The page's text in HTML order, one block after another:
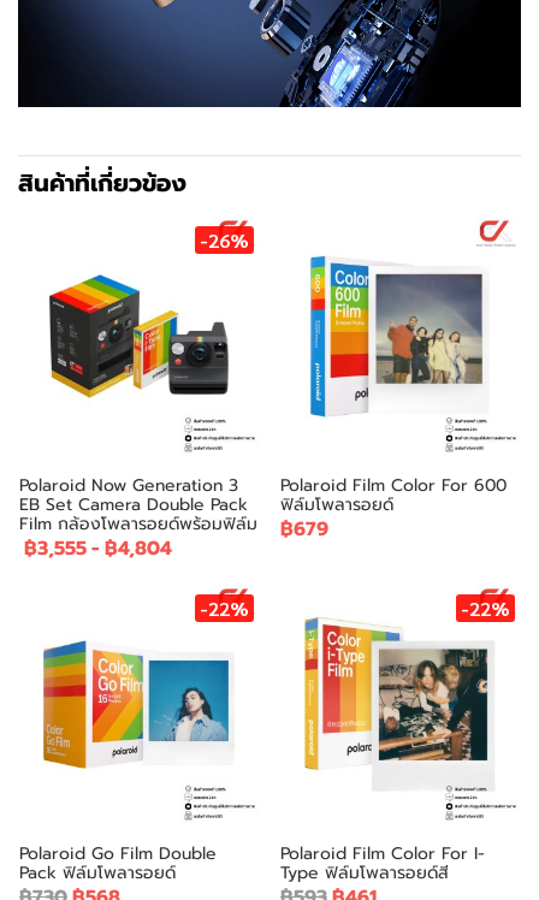
สินค้าที่เกี่ยวข้อง
-26%
Polaroid Now Generation 3
EB Set Camera Double Pack
Film กล้องโพลารอยด์พร้อมฟิล์ม
฿3,555- ฿4,804
Polaroid Film Color For 600
ฟิล์มโพลารอยด์
฿679
-22%
Polaroid Go Film Double
Pack ฟิล์มโพลารอยด์
-22%
Polaroid Film Color For I-
Type ฟิล์มโพลารอยด์สี